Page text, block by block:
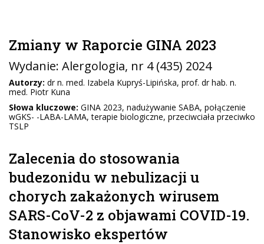
Zmiany w Raporcie GINA 2023
Wydanie: Alergologia, nr 4 (435) 2024
Autorzy: dr n. med. Izabela Kupryś-Lipińska, prof. dr hab. n.
med. Piotr Kuna
Słowa kluczowe: GINA 2023, nadużywanie SABA, połączenie
wGKS- -LABA-LAMA, terapie biologiczne, przeciwciała przeciwko
TSLP
Zalecenia do stosowania
budezonidu w nebulizacji u
chorych zakażonych wirusem
SARS-CoV-2 z objawami COVID-19.
Stanowisko ekspertów